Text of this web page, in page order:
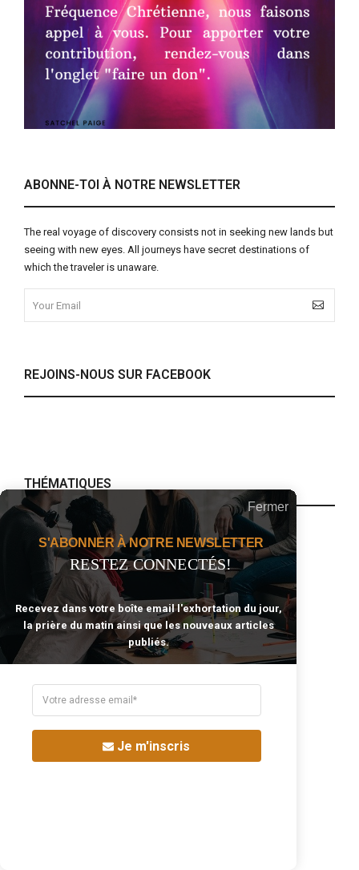
ABONNE-TOI À NOTRE NEWSLETTER
The real voyage of discovery consists not in seeking new lands but
seeing with new eyes. All journeys have secret destinations of
which the traveler is unaware.
REJOINS-NOUS SUR FACEBOOK
THÉMATIQUES
Alcool
Amour
Argent
Bible
Business
Bénédiction
Christ
Citation
Coeur
Combat Spirituel
Célibat
Eglise
Famille
Jésus
Mariage
Nouvelle Naissance
Paix
Fermer
S'ABONNER À NOTRE NEWSLETTER
RESTEZ CONNECTÉS!
Recevez dans votre boîte email l'exhortation du jour,
la prière du matin ainsi que les nouveaux articles
publiés.
Je m'inscris